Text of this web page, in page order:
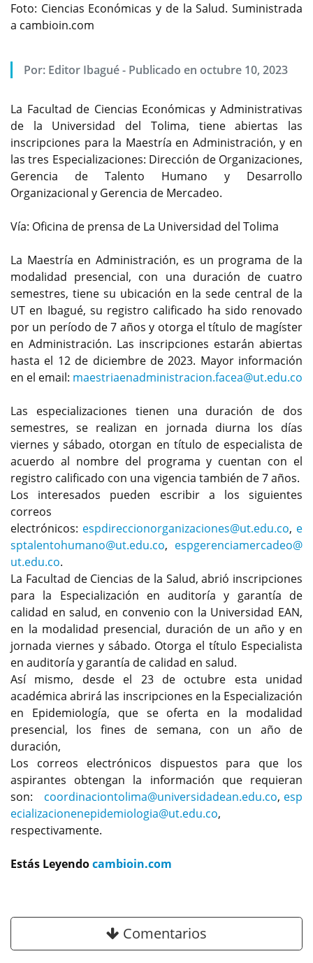
Foto: Ciencias Económicas y de la Salud. Suministrada
a cambioin.com
Por: Editor Ibagué- Publicado en octubre 10, 2023
La Facultad de Ciencias Económicas y Administrativas
de la Universidad del Tolima, tiene abiertas las
inscripciones para la Maestría en Administración, y en
las tres Especializaciones: Dirección de Organizaciones,
Gerencia de Talento Humano y Desarrollo
Organizacional y Gerencia de Mercadeo.
Vía: Oficina de prensa de La Universidad del Tolima
La Maestría en Administración, es un programa de la
modalidad presencial, con una duración de cuatro
semestres, tiene su ubicación en la sede central de la
UT en Ibagué, su registro calificado ha sido renovado
por un período de 7 años y otorga el título de magíster
en Administración. Las inscripciones estarán abiertas
hasta el 12 de diciembre de 2023. Mayor información
en el email: maestriaenadministracion.facea@ut.edu.co
Las especializaciones tienen una duración de dos
semestres, se realizan en jornada diurna los días
viernes y sábado, otorgan en título de especialista de
acuerdo al nombre del programa y cuentan con el
registro calificado con una vigencia también de 7 años.
Los interesados pueden escribir a los siguientes
correos
electrónicos: espdireccionorganizaciones@ut.edu.co, e
sptalentohumano@ut.edu.co, espgerenciamercadeo@
ut.edu.co.
La Facultad de Ciencias de la Salud, abrió inscripciones
para la Especialización en auditoría y garantía de
calidad en salud, en convenio con la Universidad EAN,
en la modalidad presencial, duración de un año y en
jornada viernes y sábado. Otorga el título Especialista
en auditoría y garantía de calidad en salud.
Así mismo, desde el 23 de octubre esta unidad
académica abrirá las inscripciones en la Especialización
en Epidemiología, que se oferta en la modalidad
presencial, los fines de semana, con un año de
duración,
Los correos electrónicos dispuestos para que los
aspirantes obtengan la información que requieran
son: coordinaciontolima@universidadean.edu.co, esp
ecializacionenepidemiologia@ut.edu.co,
respectivamente.
Estás Leyendocambioin.com
Comentarios